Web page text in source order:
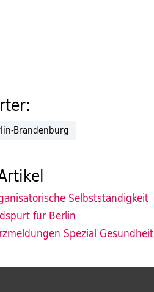
Brandenburg
Selbstständigkeit
für Berlin
Spezial Gesundheit